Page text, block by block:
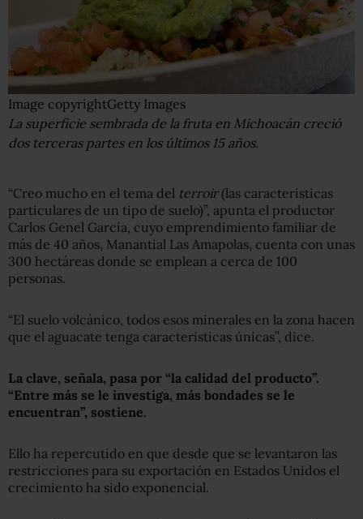
Image copyrightGetty Images
La superficie sembrada de la fruta en Michoacán creció
dos terceras partes en los últimos 15 años.
“Creo mucho en el tema del terroir(las características
particulares de un tipo de suelo)”, apunta el productor
Carlos Genel García, cuyo emprendimiento familiar de
más de 40 años, Manantial Las Amapolas, cuenta con unas
300 hectáreas donde se emplean a cerca de 100
personas.
“El suelo volcánico, todos esos minerales en la zona hacen
que el aguacate tenga características únicas”, dice.
La clave, señala, pasa por “la calidad del producto”.
“Entre más se le investiga, más bondades se le
encuentran”, sostiene.
Ello ha repercutido en que desde que se levantaron las
restricciones para su exportación en Estados Unidos el
crecimiento ha sido exponencial.